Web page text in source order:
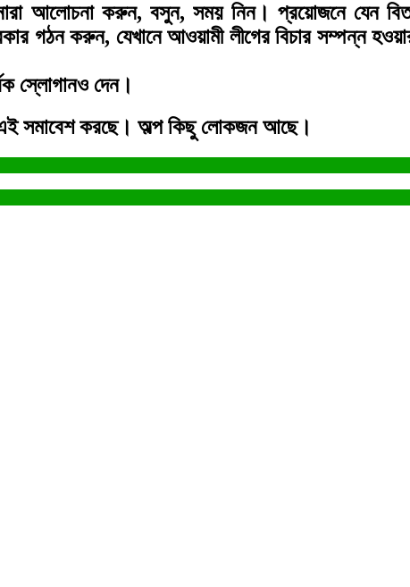
আলোচনা করুন, বসুন, সময় নিন। প্রয়োজনে যেন
গঠন করুন, যেখানে আওয়ামী লীগের বিচার সম্পন্ন
স্লোগানও দেন।
এই সমাবেশ করছে। অল্প কিছু লোকজন আছে।